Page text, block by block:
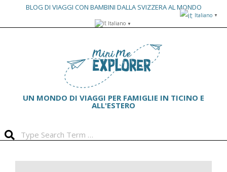
BLOG DI VIAGGI CON BAMBINI DALLA SVIZZERA AL MONDO
Italiano ▼
UN MONDO DI VIAGGI PER FAMIGLIE IN TICINO E
ALL'ESTERO
Italiano ▼